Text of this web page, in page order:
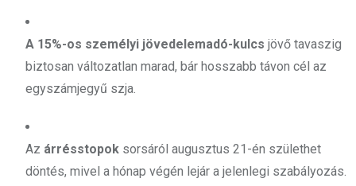
A 15%-os személyi jövedelemadó-kulcs jövő tavaszig
biztosan változatlan marad, bár hosszabb távon cél az
egyszámjegyű szja.
Az árrésstopok sorsáról augusztus 21-én születhet
döntés, mivel a hónap végén lejár a jelenlegi szabályozás.